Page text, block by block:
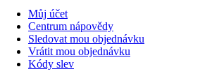
Můj účet
Centrum nápovědy
Sledovat mou objednávku
Vrátit mou objednávku
Kódy slev